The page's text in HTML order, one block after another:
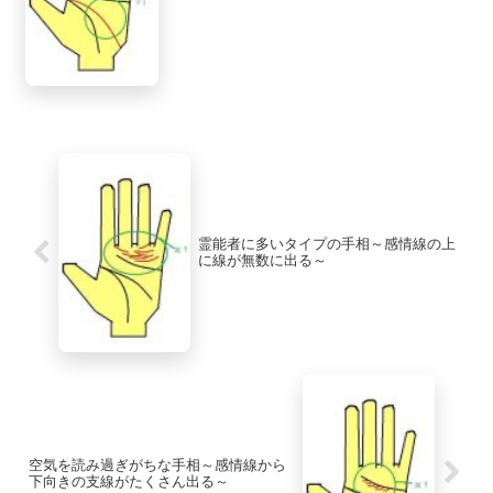
霊能者に多いタイプの手相～感情線の上
に線が無数に出る～
空気を読み過ぎがちな手相～感情線から
下向きの支線がたくさん出る～